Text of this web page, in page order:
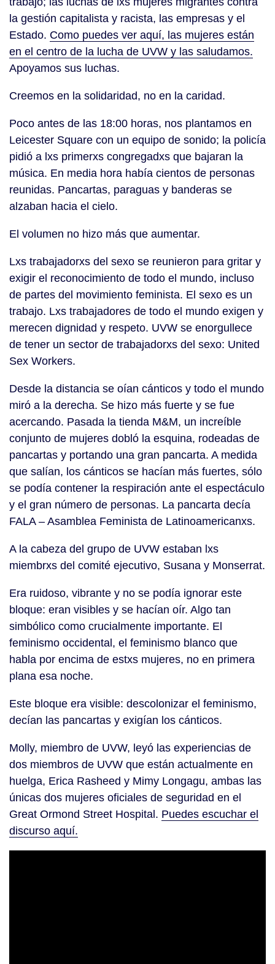
la gestión capitalista y racista, las empresas y el
Estado. Como puedes ver aquí, las mujeres están
en el centro de la lucha de UVW y las saludamos.
Apoyamos sus luchas.
Creemos en la solidaridad, no en la caridad.
Poco antes de las 18:00 horas, nos plantamos en
Leicester Square con un equipo de sonido; la policía
pidió a lxs primerxs congregadxs que bajaran la
música. En media hora había cientos de personas
reunidas. Pancartas, paraguas y banderas se
alzaban hacia el cielo.
El volumen no hizo más que aumentar.
Lxs trabajadorxs del sexo se reunieron para gritar y
exigir el reconocimiento de todo el mundo, incluso
de partes del movimiento feminista. El sexo es un
trabajo. Lxs trabajadores de todo el mundo exigen y
merecen dignidad y respeto. UVW se enorgullece
de tener un sector de trabajadorxs del sexo: United
Sex Workers.
Desde la distancia se oían cánticos y todo el mundo
miró a la derecha. Se hizo más fuerte y se fue
acercando. Pasada la tienda M&M, un increíble
conjunto de mujeres dobló la esquina, rodeadas de
pancartas y portando una gran pancarta. A medida
que salían, los cánticos se hacían más fuertes, sólo
se podía contener la respiración ante el espectáculo
y el gran número de personas. La pancarta decía
FALA – Asamblea Feminista de Latinoamericanxs.
A la cabeza del grupo de UVW estaban lxs
miembrxs del comité ejecutivo, Susana y Monserrat.
Era ruidoso, vibrante y no se podía ignorar este
bloque: eran visibles y se hacían oír. Algo tan
simbólico como crucialmente importante. El
feminismo occidental, el feminismo blanco que
habla por encima de estxs mujeres, no en primera
plana esa noche.
Este bloque era visible: descolonizar el feminismo,
decían las pancartas y exigían los cánticos.
Molly, miembro de UVW, leyó las experiencias de
dos miembros de UVW que están actualmente en
huelga, Erica Rasheed y Mimy Longagu, ambas las
únicas dos mujeres oficiales de seguridad en el
Great Ormond Street Hospital. Puedes escuchar el
discurso aquí.